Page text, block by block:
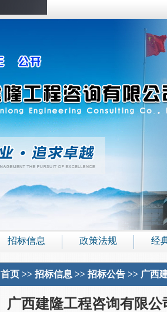
招标信息 政策法规 经
首页>> 招标信息 >> 招标公告>> 广西
广西建隆工程咨询有限公